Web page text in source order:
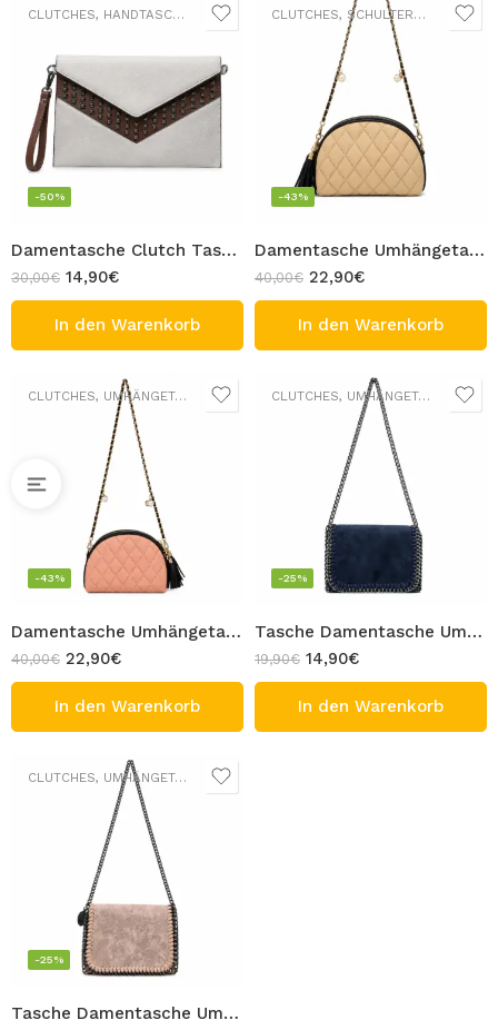
CLUTCHES, HANDTASCHEN UMHÄNGETASCHEN
Damentasche Clutch Tasche und auch Umhängetasche mit Strass-Schriftzug FASHION und Schulterriemen und Handschlaufe Rosa PU-Leder
-50%
30,00€ 14,90€
In den Warenkorb
CLUTCHES, SCHULTERTASCHEN ,
Damentasche Umhängetasche Crossbody-Tasche mit gestepptem Rautenmuster und Kettenriemen Beige PU Leder Design PINA
-43%
40,00€ 22,90€
In den Warenkorb
CLUTCHES, UMHÄNGETASCHEN
Damentasche Umhängetasche Crossbody-Tasche mit gestepptem Rautenmuster und Kettenriemen Rosa PU Leder Design PINA
-43%
40,00€ 22,90€
In den Warenkorb
CLUTCHES, UMHÄNGETASCHEN
Tasche Damentasche Umhängetasche Crossbody Tasche mit dekorativer Kettenumrandung Dunkelblau Textil Design ELLA Mini
-25%
19,90€ 14,90€
In den Warenkorb
CLUTCHES, UMHÄNGETASCHEN
Tasche Damentasche Umhängetasche Crossbody Tasche mit dekorativer Kettenumrandung Rosa Textil Design ELLA Mini
-25%